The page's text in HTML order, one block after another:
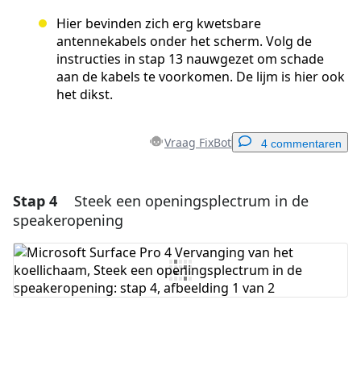
Hier bevinden zich erg kwetsbare
antennekabels onder het scherm. Volg de
instructies in stap 13 nauwgezet om schade
aan de kabels te voorkomen. De lijm is hier ook
het dikst.
Vraag FixBot 4 commentaren
Voeg een opmerking toe
Voeg opmerking toe
Stap 4
Steek een openingsplectrum in de
speakeropening